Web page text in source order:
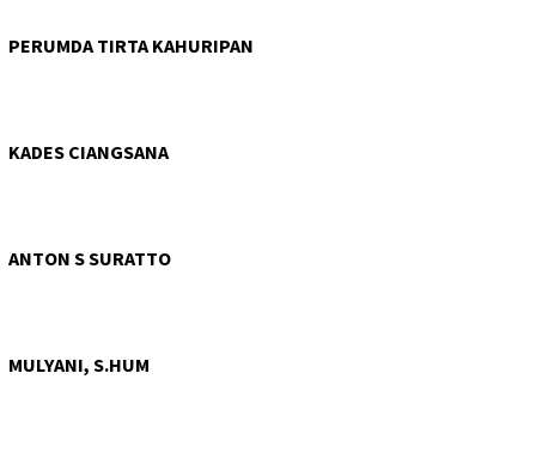
PERUMDA TIRTA KAHURIPAN
KADES CIANGSANA
ANTON S SURATTO
MULYANI, S.HUM